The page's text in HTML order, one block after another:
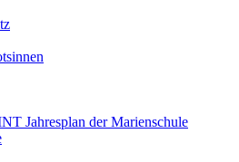
Jahresplan der Marienschule